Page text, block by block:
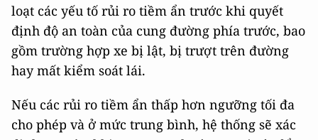
loạt các yếu tố rủi ro tiềm ẩn trước khi quyết
định độ an toàn của cung đường phía trước, bao
gồm trường hợp xe bị lật, bị trượt trên đường
hay mất kiểm soát lái.
Nếu các rủi ro tiềm ẩn thấp hơn ngưỡng tối đa
cho phép và ở mức trung bình, hệ thống sẽ xác